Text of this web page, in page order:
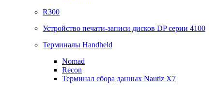
R300
Устройство печати-записи дисков DP серии 4100
Терминалы Handheld
Nomad
Recon
Терминал сбора данных Nautiz X7